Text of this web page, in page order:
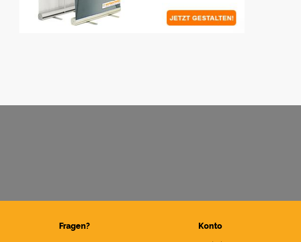
Fragen? Konto